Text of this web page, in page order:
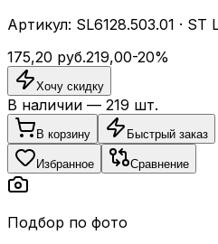
Артикул: SL6128.503.01 · ST
175,20 руб.219,00-20%
Хочу скидку
В наличии — 219 шт.
В корзину Быстрый заказ
Избранное Сравнение
Подбор по фото